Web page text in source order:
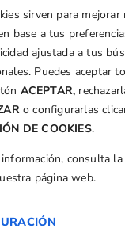
sirven para mejorar
base a tus
ajustada a tus
Puedes aceptar
ACEPTAR,
o configurarlas
DE COOKIES.
consulta la
página web.